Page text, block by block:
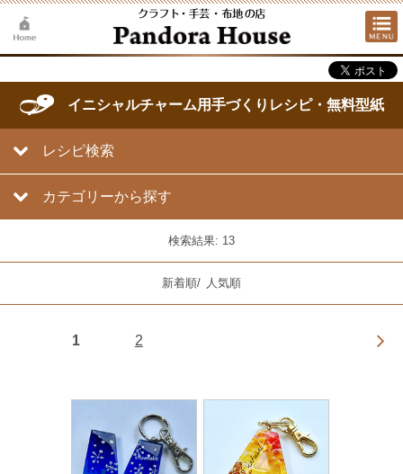
イニシャルチャーム用手づくりレシピ・無料型紙
レシピ検索
カテゴリーから探す
検索結果: 13
新着順/ 人気順
1 2